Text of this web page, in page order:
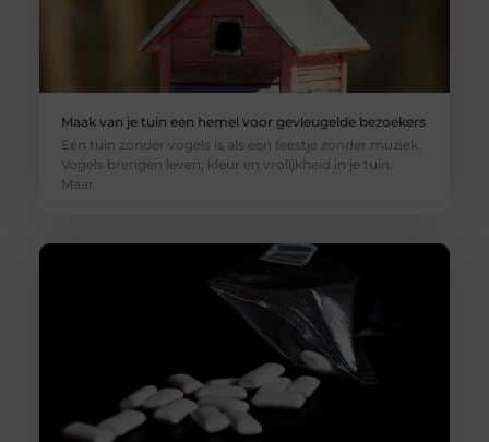
Maak van je tuin een hemel voor gevleugelde bezoekers
Een tuin zonder vogels is als een feestje zonder muziek.
Vogels brengen leven, kleur en vrolijkheid in je tuin.
Maar